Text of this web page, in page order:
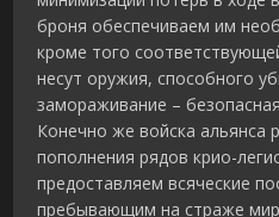
броня обеспечиваем им
кроме того
несут оружия, способного
замораживание –
Конечно же войска альянса
пополнения рядов крио-
предоставляем всяческие
пребывающим на страже